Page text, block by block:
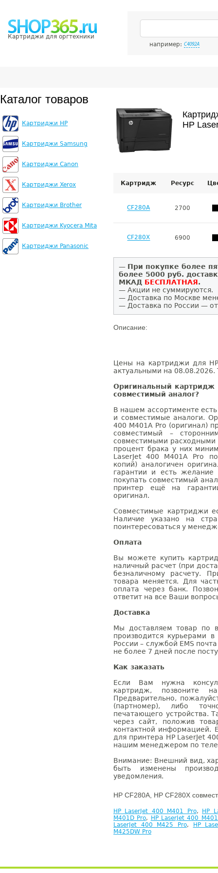
Картриджи для оргтехники
например: C4092A
Каталог товаров
Картриджи HP
Картриджи Samsung
Картриджи Canon
Картриджи Xerox
Картриджи Brother
Картриджи Kyocera Mita
Картриджи Panasonic
HP
Картридж Ресурс
CF280A 2700
CF280X 6900
— При покупке более
более 5000 руб.
МКАД БЕСПЛАТНАЯ.
— Акции не суммируются.
— Доставка по Москве
— Доставка по России —
Описание:
Цены на картриджи для
актуальными на 08.08.2026.
Оригинальный картридж
совместимый аналог?
В нашем ассортименте
и совместимые аналоги.
400 M401A Pro (оригинал)
совместимый –
совместимыми расходными
процент брака у них
LaserJet 400 M401A Pro
копий) аналогичен
гарантии и есть
покупать совместимый
принтер ещё на
оригинал.
Совместимые картриджи
Наличие указано на
поинтересоваться у
Оплата
Вы можете купить
наличный расчет (при
безналичному расчету.
товара меняется. Для
оплата через банк.
ответит на все Ваши
Доставка
Мы доставляем товар по
производится курьерами
России – службой EMS
не более 7 дней после
Как заказать
Если Вам нужна
картридж, позвоните
Предварительно,
(партномер), либо
печатающего устройства.
через сайт, положив
контактной информацией.
для принтера HP LaserJet
нашим менеджером по
Внимание: Внешний вид,
быть изменены
уведомления.
HP CF280A, HP CF280X
HP LaserJet 400 M401 Pro,
HP
M401D Pro,
HP LaserJet 400
LaserJet 400 M425 Pro,
HP
M425DW Pro